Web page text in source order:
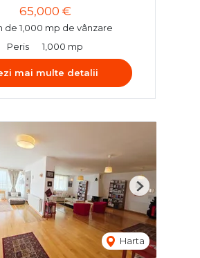
65,000 €
de 1,000 mp de vânzare
Peris
1,000 mp
mai multe detalii
Harta
Next